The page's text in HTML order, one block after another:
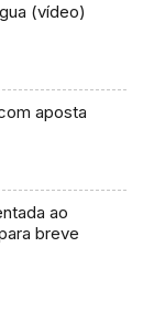
(vídeo)
aposta
ao
breve